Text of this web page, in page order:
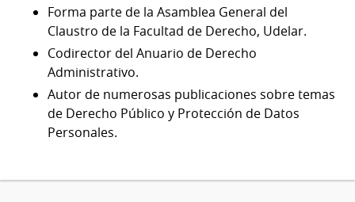
Forma parte de la Asamblea General del
Claustro de la Facultad de Derecho, Udelar.
Codirector del Anuario de Derecho
Administrativo.
Autor de numerosas publicaciones sobre temas
de Derecho Público y Protección de Datos
Personales.